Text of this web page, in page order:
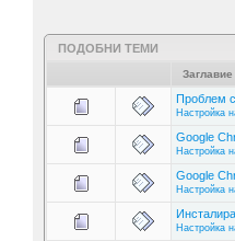
ПОДОБНИ ТЕМИ
Заглавие
Проблем
Настройка
Google
Настройка
Google
Настройка
Настройка